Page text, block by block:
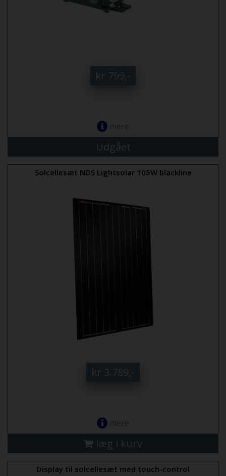
kr 799,-
mere
Udgået
Solcellesæt NDS Lightsolar 105W blackline
kr 3.789,-
mere
læg i kurv
Display til solcellesæt med touch-control